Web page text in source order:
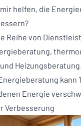
helfen, die
Reihe von
kann
Energie
Verbesserung